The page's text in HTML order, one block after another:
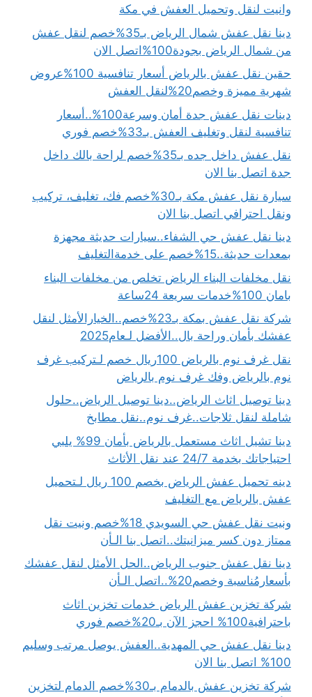
وانيت لنقل وتحميل العفش في مكة
دينا نقل عفش شمال الرياض بـ35%خصم لنقل عفش
من شمال الرياض بجودة100%اتصل الان
حقين نقل عفش بالرياض أسعار تنافسية 100%عروض
شهرية مميزة وخصم20%لنقل العفش
دينات نقل عفش جدة أمان وسرعة100%..أسعار
تنافسية لنقل وتغليف العفش بـ33%خصم فوري
نقل عفش داخل جده بـ35%خصم لراحة بالك داخل
جدة اتصل بنا الان
سيارة نقل عفش مكة بـ30%خصم فك، تغليف، تركيب
ونقل احترافي اتصل بنا الان
دينا نقل عفش حي الشفاء..سيارات حديثة مجهزة
بمعدات حديثة..15%خصم على خدمةالتغليف
نقل مخلفات البناء الرياض تخلص من مخلفات البناء
بامان 100%خدمات سريعة 24ساعة
شركة نقل عفش بمكة بـ23%خصم..الخيارالأمثل لنقل
عفشك بأمان وراحة بال..الأفضل لـعام2025
نقل غرف نوم بالرياض 100ريال خصم لـتركيب غرف
نوم بالرياض وفك غرف نوم بالرياض
دينا توصيل اثاث الرياض..دينا توصيل الرياض..حلول
شاملة لنقل ثلاجات..غرف نوم..نقل مطابخ
دينا تشيل اثاث مستعمل بالرياض بأمان 99% يلبي
احتياجاتك بخدمة 24/7 عند نقل الأثاث
دينه تحميل عفش الرياض بخصم 100 ريال لـتحميل
عفش بالرياض مع التغليف
ونيت نقل عفش حي السويدي 18%خصم ونيت نقل
ممتاز دون كسر ميزانيتك..اتصل بنا الـأن
دينا نقل عفش جنوب الرياض..الحل الأمثل لنقل عفشك
بأسعارمُناسبة وخصم20%..اتصل الـأن
شركة تخزين عفش الرياض خدمات تخزين اثاث
باحترافية100% احجز الآن بـ20%خصم فوري
دينا نقل عفش حي المهدية..العفش يوصل مرتب وسليم
100% اتصل بنا الان
شركة تخزين عفش بالدمام بـ30%خصم الدمام لتخزين